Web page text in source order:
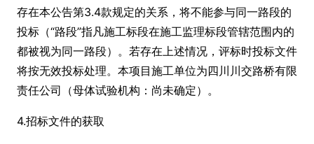
存在本公告第3.4款规定的关系，将不能参与同一路段的
投标（“路段”指凡施工标段在施工监理标段管辖范围内的
都被视为同一路段）。若存在上述情况，评标时投标文件
将按无效投标处理。本项目施工单位为四川川交路桥有限
责任公司（母体试验机构：尚未确定）。
4.招标文件的获取